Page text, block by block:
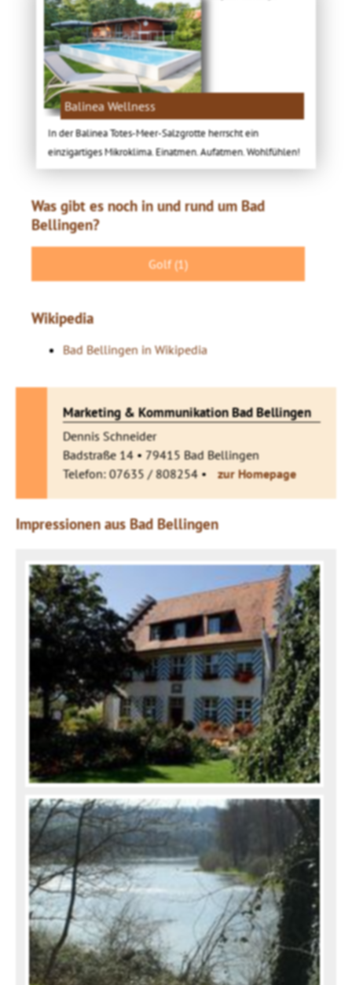
Balinea Wellness
In der Balinea Totes-Meer-Salzgrotte herrscht ein
einzigartiges Mikroklima. Einatmen. Aufatmen. Wohlfühlen!
Was gibt es noch in und rund um Bad
Bellingen?
Golf (1)
Wikipedia
Bad Bellingen in Wikipedia
Marketing & Kommunikation Bad Bellingen
Dennis Schneider
Badstraße 14 • 79415 Bad Bellingen
Telefon: 07635 / 808254 •
zur Homepage
Impressionen aus Bad Bellingen